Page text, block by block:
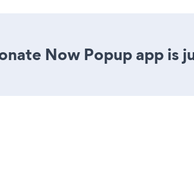
Now Popup app is